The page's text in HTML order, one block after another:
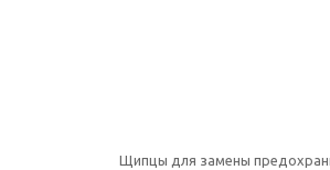
Щипцы для замены